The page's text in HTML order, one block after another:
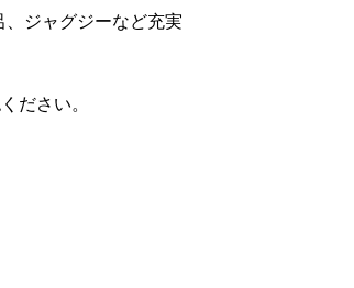
ジャグジーなど充実
ださい。